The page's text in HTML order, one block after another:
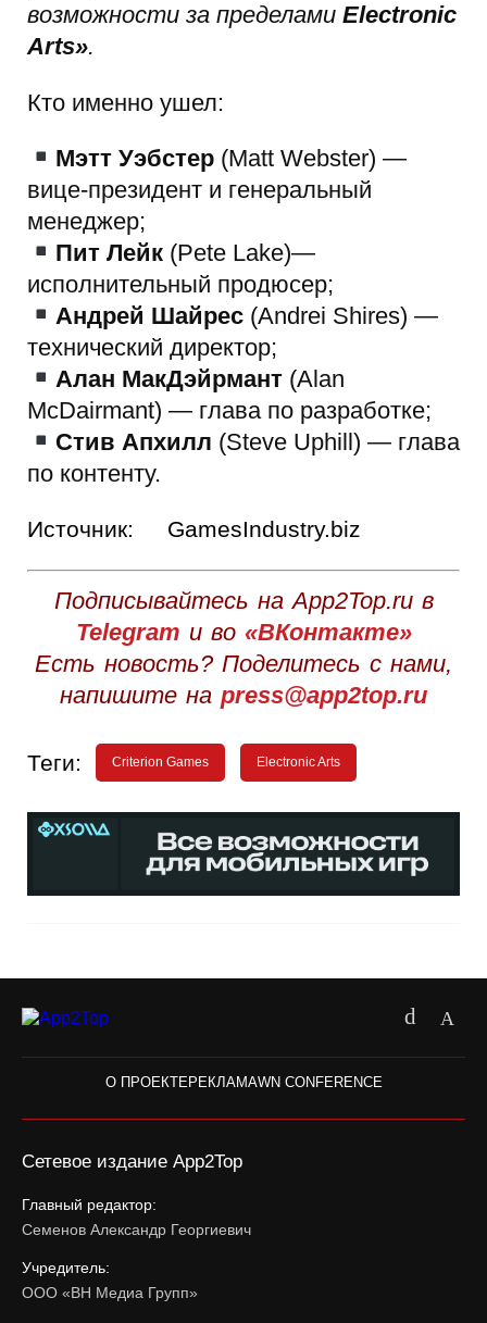
возможности за пределами Electronic
Arts».
Кто именно ушел:
Мэтт Уэбстер (Matt Webster) —
вице-президент и генеральный
менеджер;
Пит Лейк(Pete Lake)—
исполнительный продюсер;
Андрей Шайрес(Andrei Shires) —
технический директор;
Алан МакДэйрмант(Alan
McDairmant) — глава по разработке;
Стив Апхилл (Steve Uphill) — глава
по контенту.
Источник: GamesIndustry.biz
Подписывайтесь на App2Top.ru в
Telegram и во «ВКонтакте»
Есть новость? Поделитесь с нами,
напишите на press@app2top.ru
Теги: Criterion Games Electronic Arts
О ПРОЕКТЕРЕКЛАМАWN CONFERENCE
Сетевое издание App2Top
Главный редактор:
Семенов Александр Георгиевич
Учредитель:
ООО «ВН Медиа Групп»